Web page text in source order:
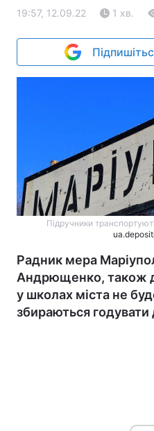
19:57, 12.09.22 1 хв.
Підручники
Радник мера
Андрющенко, також
у школах міста не
збираються годувати